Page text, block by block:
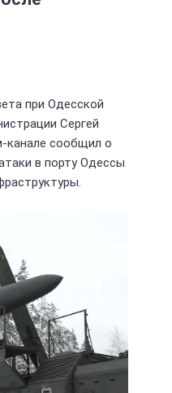
при Одесской
Сергей
канале сообщил о
в порту Одессы